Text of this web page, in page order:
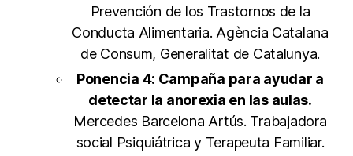
Prevención de los Trastornos de la
Conducta Alimentaria. Agència Catalana
de Consum, Generalitat de Catalunya.
Ponencia 4: Campaña para ayudar a
detectar la anorexia en las aulas.
Mercedes Barcelona Artús. Trabajadora
social Psiquiátrica y Terapeuta Familiar.